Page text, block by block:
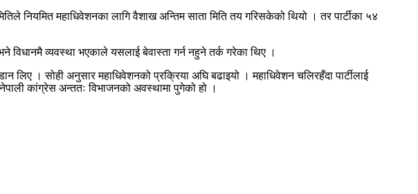
नियमित महाधिवेशनका लागि वैशाख अन्तिम साता मिति तय गरिसकेको थियो । तर पार्टीका ५४
विधानमै व्यवस्था भएकाले यसलाई बेवास्ता गर्न नहुने तर्क गरेका थिए ।
। सोही अनुसार महाधिवेशनको प्रक्रिया अघि बढाइयो । महाधिवेशन चलिरहँदा पार्टीलाई
कांग्रेस अन्ततः विभाजनको अवस्थामा पुगेको हो ।